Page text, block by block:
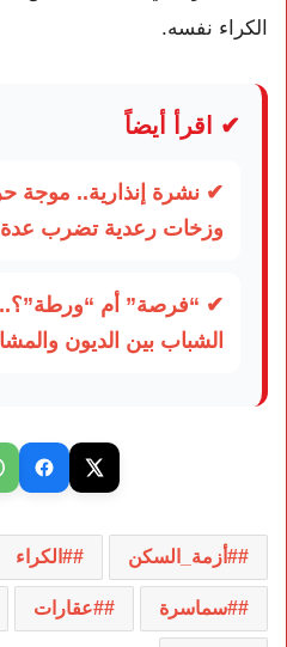
الكراء نفسه.
✔ اقرأ أيضاً
وزخات رعدية تضرب عدة
✔ “فرصة” أم “ورطة”؟..
الشباب بين الديون
#أزمة_السكن #الكراء
#سماسرة #عقارات